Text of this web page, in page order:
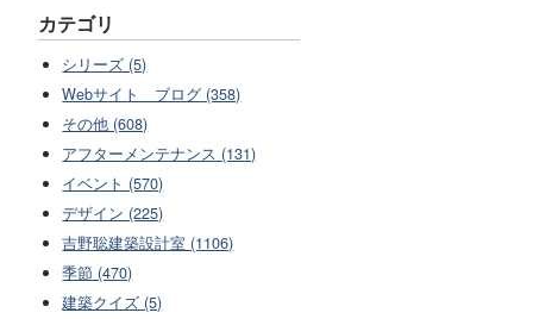
カテゴリ
シリーズ (5)
Webサイト ブログ (358)
その他 (608)
アフターメンテナンス (131)
イベント (570)
デザイン (225)
吉野聡建築設計室 (1106)
季節 (470)
建築クイズ (5)